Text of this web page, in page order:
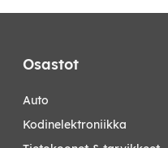
Osastot
auto
kodinelektroniikka